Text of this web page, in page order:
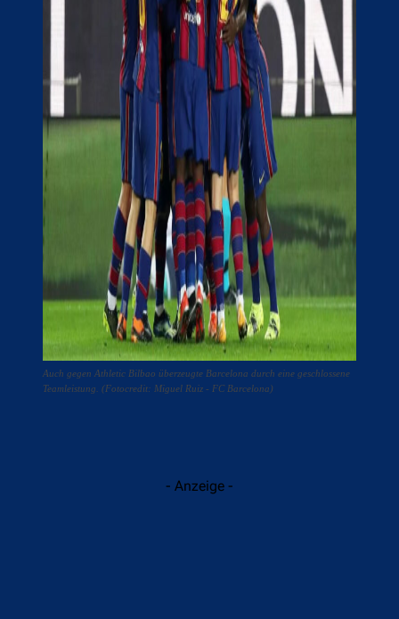
Auch gegen Athletic Bilbao überzeugte Barcelona durch eine geschlossene
Teamleistung. (Fotocredit: Miguel Ruiz - FC Barcelona)
- Anzeige -